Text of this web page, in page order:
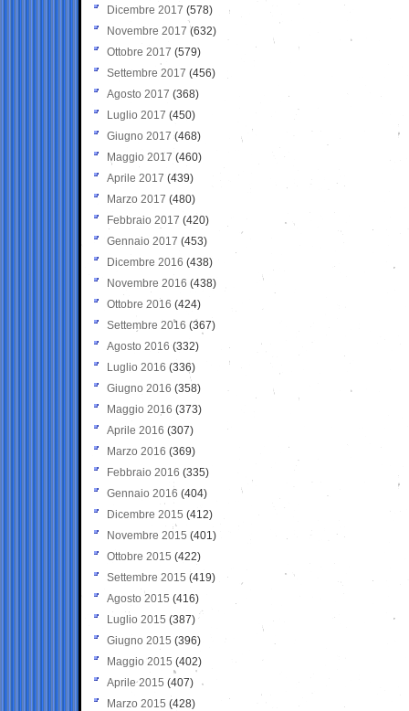
Dicembre 2017 (578)
Novembre 2017 (632)
Ottobre 2017 (579)
Settembre 2017 (456)
Agosto 2017 (368)
Luglio 2017 (450)
Giugno 2017 (468)
Maggio 2017 (460)
Aprile 2017 (439)
Marzo 2017 (480)
Febbraio 2017 (420)
Gennaio 2017 (453)
Dicembre 2016 (438)
Novembre 2016 (438)
Ottobre 2016 (424)
Settembre 2016 (367)
Agosto 2016 (332)
Luglio 2016 (336)
Giugno 2016 (358)
Maggio 2016 (373)
Aprile 2016 (307)
Marzo 2016 (369)
Febbraio 2016 (335)
Gennaio 2016 (404)
Dicembre 2015 (412)
Novembre 2015 (401)
Ottobre 2015 (422)
Settembre 2015 (419)
Agosto 2015 (416)
Luglio 2015 (387)
Giugno 2015 (396)
Maggio 2015 (402)
Aprile 2015 (407)
Marzo 2015 (428)